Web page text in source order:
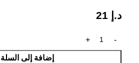
د.إ
إضافة إلى السلة